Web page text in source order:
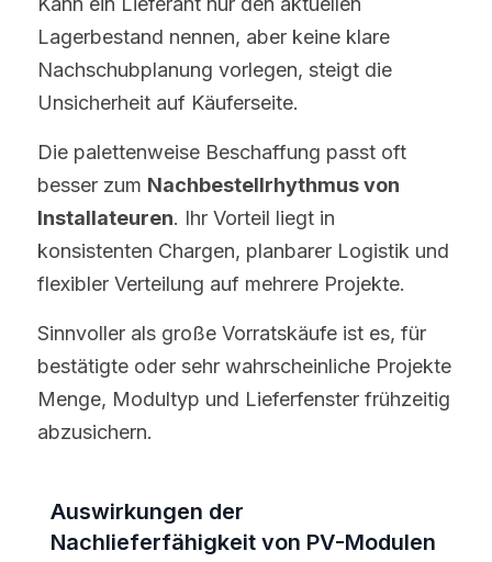
Lagerbestand nennen, aber keine klare
Nachschubplanung vorlegen, steigt die
Unsicherheit auf Käuferseite.
Die palettenweise Beschaffung passt oft
besser zum Nachbestellrhythmus von
Installateuren. Ihr Vorteil liegt in
konsistenten Chargen, planbarer Logistik und
flexibler Verteilung auf mehrere Projekte.
Sinnvoller als große Vorratskäufe ist es, für
bestätigte oder sehr wahrscheinliche Projekte
Menge, Modultyp und Lieferfenster frühzeitig
abzusichern.